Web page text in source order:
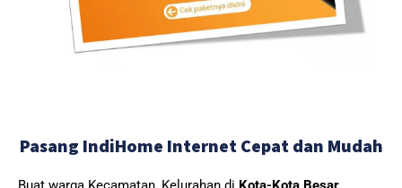
Pasang IndiHome Internet Cepat dan Mudah